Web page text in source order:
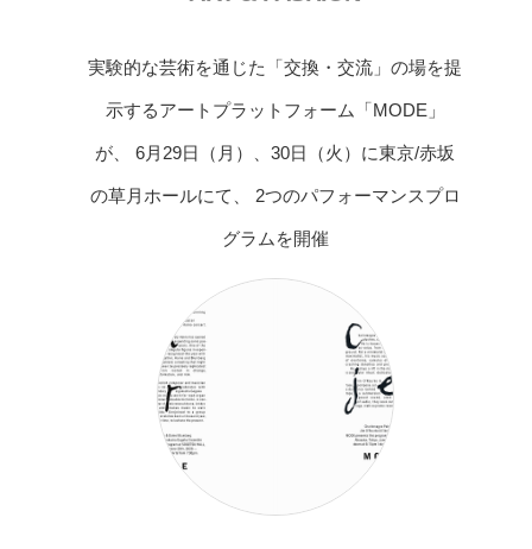
実験的な芸術を通じた「交換・交流」の場を提
示するアートプラットフォーム「MODE」
が、 6月29日（月）、30日（火）に東京/赤坂
の草月ホールにて、 2つのパフォーマンスプロ
グラムを開催